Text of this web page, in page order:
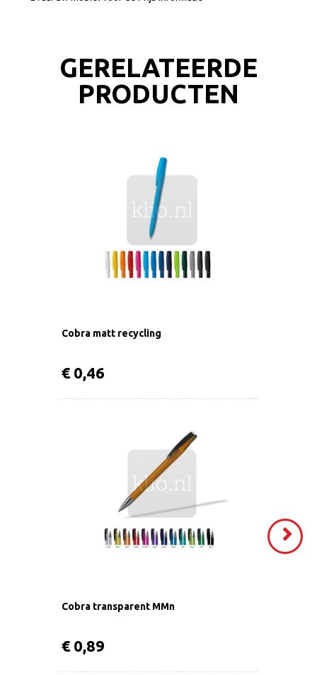
GERELATEERDE
PRODUCTEN
Cobra matt recycling
€ 0,46
Cobra transparent MMn
€ 0,89